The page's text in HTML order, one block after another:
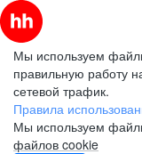
Мы используем
правильную работу
сетевой трафик.
Правила
Мы используем
файлов cookie